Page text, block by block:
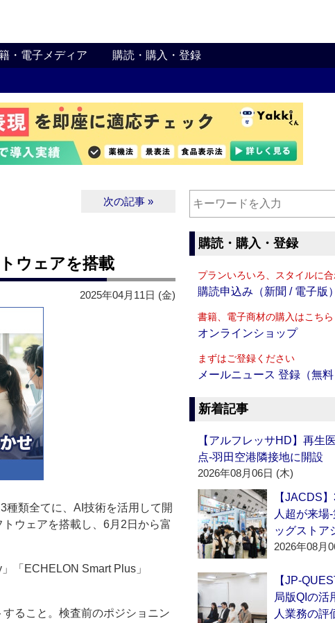
・電子メディア 購読・購入・登録
次の記事 »
ウェアを搭載
2025年04月11日 (金)
類全てに、AI技術を活用して開
ウェアを搭載し、6月2日から富
「ECHELON Smart Plus」
ること。検査前のポジショニン
購読・購入・登録
プランいろいろ、スタイルに
購読申込み（新聞 / 電子版）
書籍、電子商材の購入はこちら
オンラインショップ
まずはご登録ください
メールニュース 登録（無料
新着記事
【アルフレッサHD】再生
点‐羽田空港隣接地に開設
2026年08月06日 (木)
【JACDS
人超が来場
ッグストア
2026年08月
【JP-
局版QIの活
人業務の評